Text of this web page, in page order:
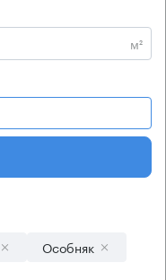
м²
Особняк